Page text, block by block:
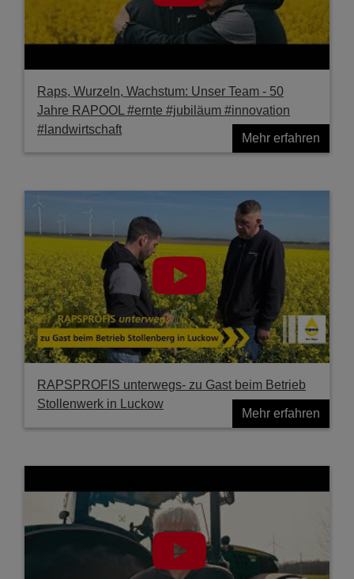
Raps, Wurzeln, Wachstum: Unser Team - 50
Jahre RAPOOL #ernte #jubiläum #innovation
#landwirtschaft
Mehr erfahren
RAPSPROFIS unterwegs- zu Gast beim Betrieb
Stollenwerk in Luckow
Mehr erfahren